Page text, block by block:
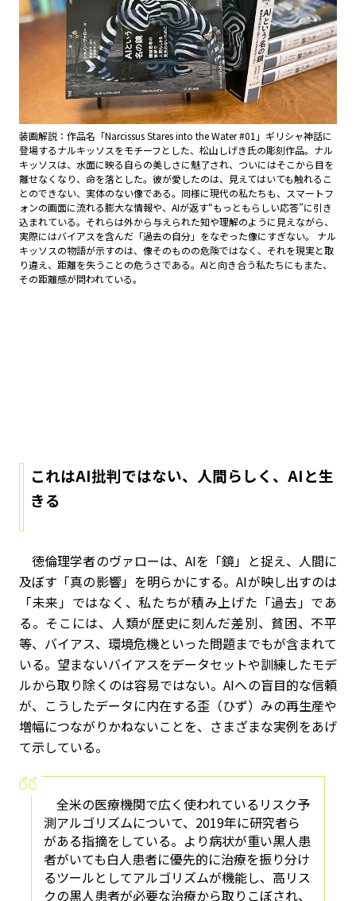
装画解説：作品名「Narcissus Stares into the Water #01」ギリシャ神話に
登場するナルキッソスをモチーフとした、松山しげき氏の彫刻作品。ナル
キッソスは、水面に映る自らの美しさに魅了され、ついにはそこから目を
離せなくなり、命を落とした。彼が愛したのは、見えてはいても触れるこ
とのできない、実体のない像である。同様に現代の私たちも、スマートフ
ォンの画面に流れる膨大な情報や、AIが返す“もっともらしい応答”に引き
込まれている。それらは外から与えられた知や理解のように見えながら、
実際にはバイアスを含んだ「過去の自分」をなぞった像にすぎない。 ナル
キッソスの物語が示すのは、像そのものの危険ではなく、それを現実と取
り違え、距離を失うことの危うさである。AIと向き合う私たちにもまた、
その距離感が問われている。
これはAI批判ではない、人間らしく、 AIと生
きる
徳倫理学者のヴァローは、AIを「鏡」と捉え、人間に
及ぼす「真の影響」を明らかにする。AIが映し出すのは
「未来」ではなく、私たちが積み上げた「過去」であ
る。そこには、人類が歴史に刻んだ差別、貧困、不平
等、バイアス、環境危機といった問題までもが含まれて
いる。望まないバイアスをデータセットや訓練したモデ
ルから取り除くのは容易ではない。AIへの盲目的な信頼
が、こうしたデータに内在する歪（ひず）みの再生産や
増幅につながりかねないことを、さまざまな実例をあげ
て示している。
全米の医療機関で広く使われているリスク予
測アルゴリズムについて、2019年に研究者ら
がある指摘をしている。より病状が重い黒人患
者がいても白人患者に優先的に治療を振り分け
るツールとしてアルゴリズムが機能し、高リス
クの黒人患者が必要な治療から取りこぼされ、